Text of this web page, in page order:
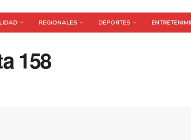
REGIONALES DEPORTES
158